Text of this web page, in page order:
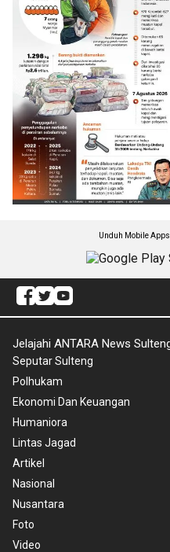
Unduh Mobile
Jelajahi ANTARA News
Seputar Sulteng
Polhukam
Ekonomi Dan Keuangan
Humaniora
Lintas Jagad
Artikel
Nasional
Nusantara
Foto
Video